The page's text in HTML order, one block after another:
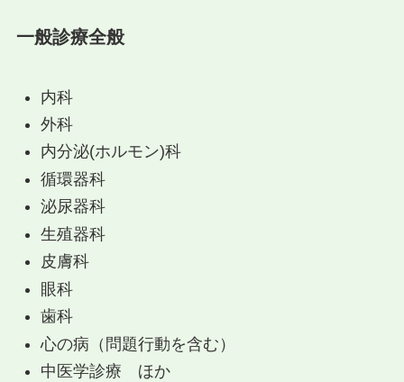
一般診療全般
内科
外科
内分泌(ホルモン)科
循環器科
泌尿器科
生殖器科
皮膚科
眼科
歯科
心の病（問題行動を含む）
中医学診療 ほか